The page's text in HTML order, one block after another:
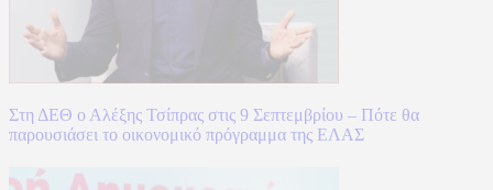
Στη ΔΕΘ ο Αλέξης Τσίπρας στις 9 Σεπτεμβρίου – Πότε θα
παρουσιάσει το οικονομικό πρόγραμμα της ΕΛΑΣ